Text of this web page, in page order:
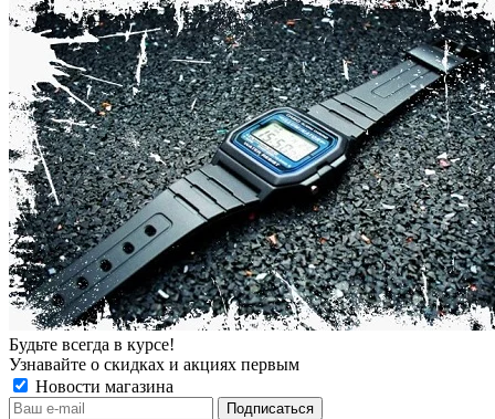
Будьте всегда в курсе!
Узнавайте о скидках и акциях первым
Новости магазина